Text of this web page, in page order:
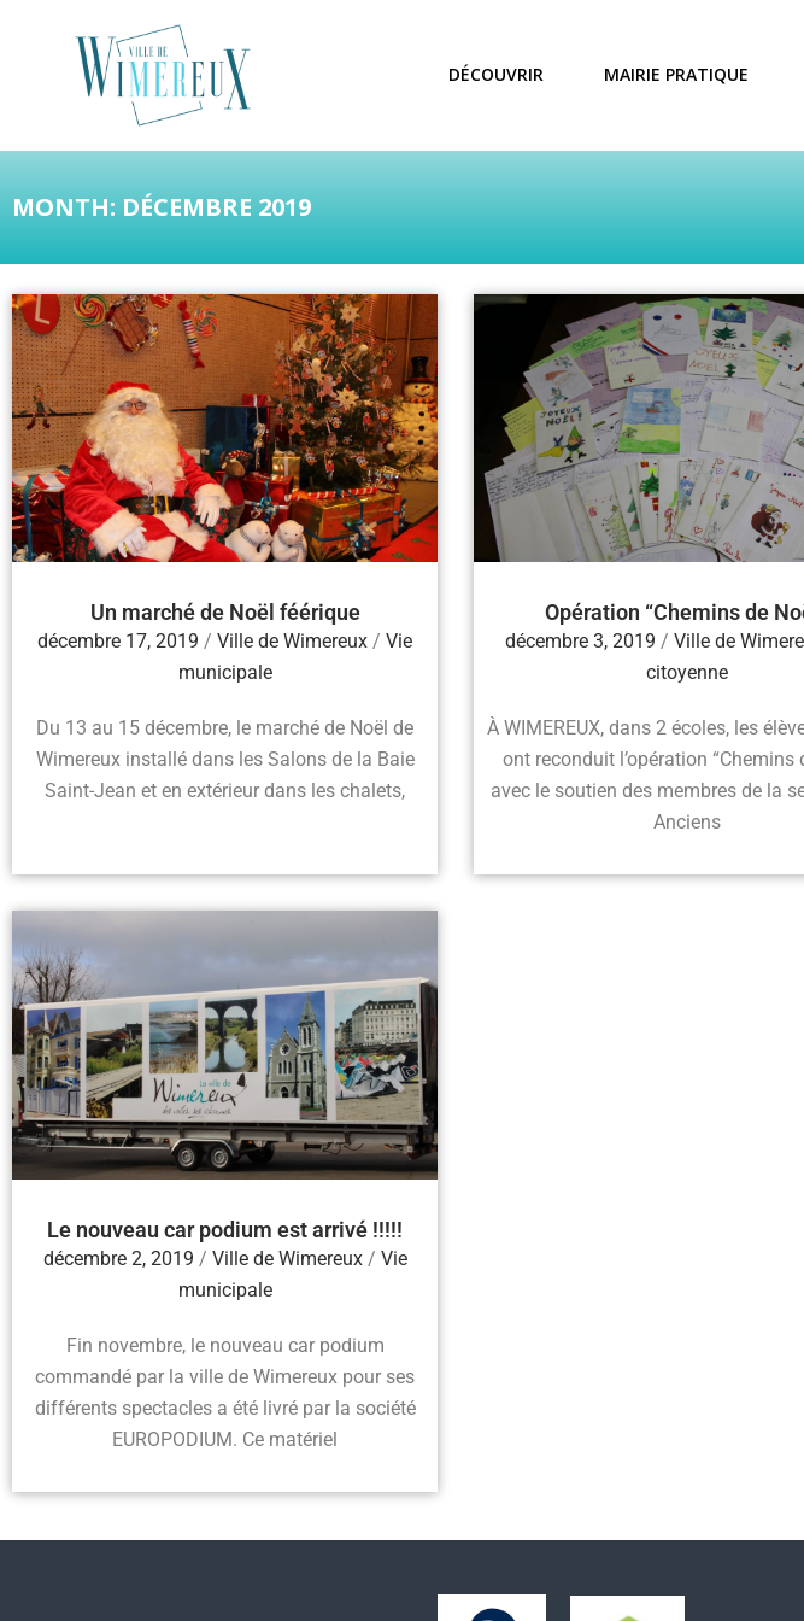
DÉCOUVRIR MAIRIE PRATIQUE
MONTH: DÉCEMBRE 2019
Un marché de Noël féérique
décembre 17, 2019 / Ville de Wimereux / Vie
municipale
Du 13 au 15 décembre, le marché de Noël de
Wimereux installé dans les Salons de la Baie
Saint-Jean et en extérieur dans les chalets,
Opération “Chemins de
décembre 3, 2019 / Ville de
citoyenne
À WIMEREUX, dans 2 écoles, les
ont reconduit l’opération “Chemins
avec le soutien des membres de la
Anciens
Le nouveau car podium est arrivé !!!!!
décembre 2, 2019 / Ville de Wimereux / Vie
municipale
Fin novembre, le nouveau car podium
commandé par la ville de Wimereux pour ses
différents spectacles a été livré par la société
EUROPODIUM. Ce matériel